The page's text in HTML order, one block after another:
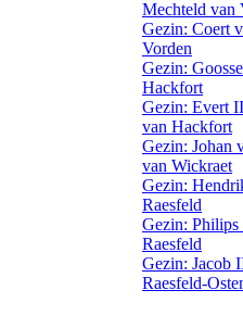
Mechteld van
Gezin: Coert
Vorden
Gezin:
Hackfort
Gezin: Evert
van Hackfort
Gezin: Johan
van Wickraet
Gezin:
Raesfeld
Gezin: Philips
Raesfeld
Gezin: Jacob
Raesfeld-